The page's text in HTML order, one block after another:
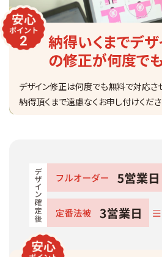
納得いくまでデ
の修正が何度で
デザイン修正は何度でも無料で対応さ
納得頂くまで遠慮なくお申し付けくださ